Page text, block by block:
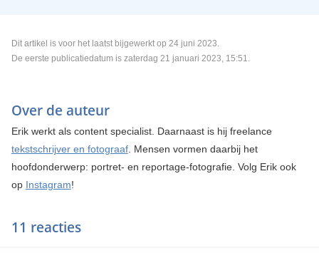
Dit artikel is voor het laatst bijgewerkt op 24 juni 2023.
De eerste publicatiedatum is zaterdag 21 januari 2023, 15:51.
Over de auteur
Erik werkt als content specialist. Daarnaast is hij freelance
tekstschrijver en fotograaf. Mensen vormen daarbij het
hoofdonderwerp: portret- en reportage-fotografie. Volg Erik ook
op Instagram!
11 reacties